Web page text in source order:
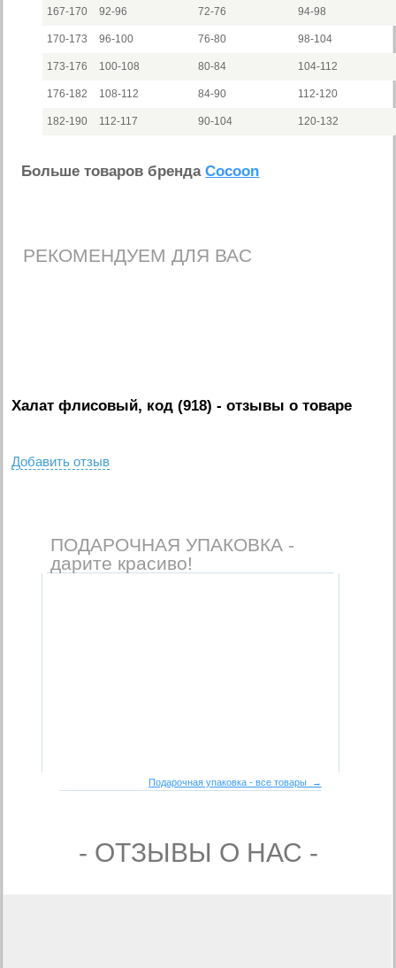
167-170 92-96 72-76 94-98
170-173 96-100 76-80 98-104
173-176 100-108 80-84 104-112
176-182 108-112 84-90 112-120
182-190 112-117 90-104 120-132
Больше товаров брендаCocoon
РЕКОМЕНДУЕМ ДЛЯ ВАС
Халат флисовый, код (918) - отзывы о товаре
Добавить отзыв
ПОДАРОЧНАЯ УПАКОВКА -
дарите красиво!
Подарочная упаковка - все товары →
- ОТЗЫВЫ О НАС -